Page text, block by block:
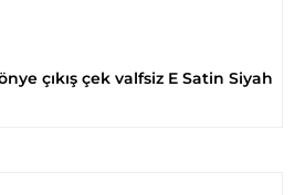
çıkış çek valfsiz E Satin Siyah